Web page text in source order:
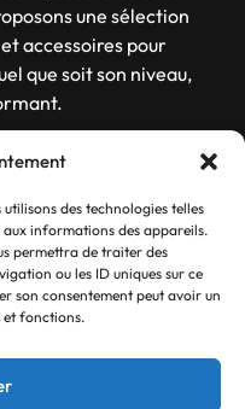
des technologies telles
informations des appareils.
permettra de traiter des
ou les ID uniques sur ce
son consentement peut avoir un
et fonctions.
une sélection
accessoires pour
que soit son niveau,